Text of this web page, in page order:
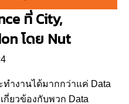
ที่ City,
โดย Nut
ทำงานได้มากกว่าแค่ Data
กี่ยวข้องกับพวก Data